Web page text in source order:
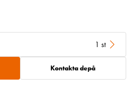
1 st
Kontakta depå